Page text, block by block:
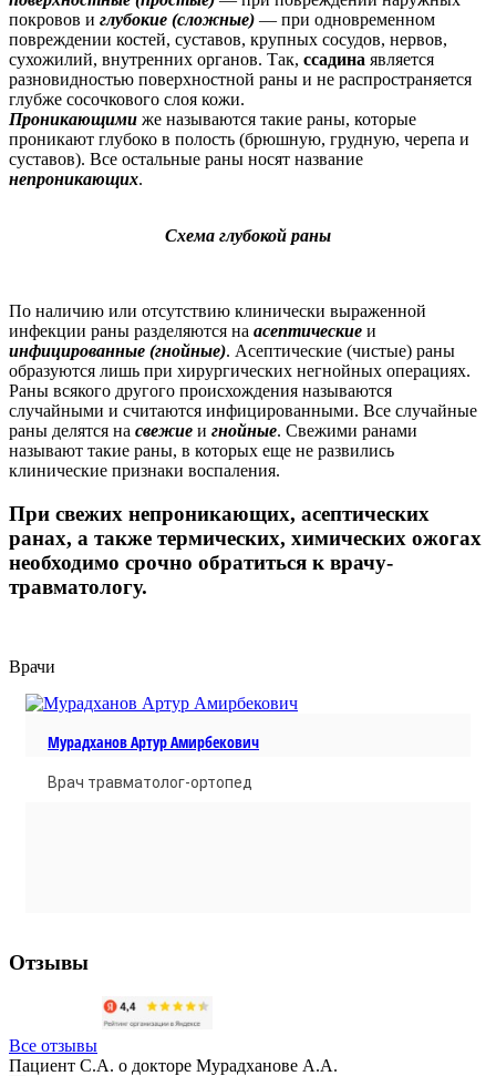
покровов и глубокие (сложные) — при одновременном
повреждении костей, суставов, крупных сосудов, нервов,
сухожилий, внутренних органов. Так, ссадина является
разновидностью поверхностной раны и не распространяется
глубже сосочкового слоя кожи.
Проникающими же называются такие раны, которые
проникают глубоко в полость (брюшную, грудную, черепа и
суставов). Все остальные раны носят название
непроникающих.
Схема глубокой раны
По наличию или отсутствию клинически выраженной
инфекции раны разделяются на асептические и
инфицированные (гнойные). Асептические (чистые) раны
образуются лишь при хирургических негнойных операциях.
Раны всякого другого происхождения называются
случайными и считаются инфицированными. Все случайные
раны делятся на свежие и гнойные. Свежими ранами
называют такие раны, в которых еще не развились
клинические признаки воспаления.
При свежих непроникающих, асептических
ранах, а также термических, химических ожогах
необходимо срочно обратиться к врачу-
травматологу.
Врачи
Мурадханов Артур Амирбекович
Врач травматолог-ортопед
Отзывы
Все отзывы
Пациент С.А. о докторе Мурадханове А.А.